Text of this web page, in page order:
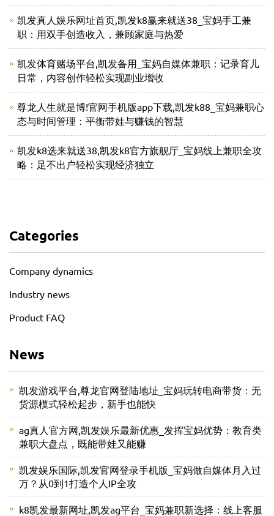
凯发真人娱乐网址首页,凯发k8赢来就送38_宝妈手工兼
职：用双手创造收入，兼顾家庭与热爱
凯发体育赌场平台,凯发备用_宝妈自媒体兼职：记录育儿
日常，内容创作轻松实现副业增收
尊龙人生就是博!官网手机版app下载,凯发k88_宝妈兼职心
态与时间管理：平衡带娃与赚钱的智慧
凯发k8选来就送38,凯发k8官方旗舰厅_宝妈线上兼职全攻
略：足不出户轻松实现经济独立
Categories
Company dynamics
Industry news
Product FAQ
News
凯发游戏平台,尊龙官网登陆地址_宝妈玩转电商带货：无
货源模式轻松起步，新手也能快
ag真人官方网,凯发娱乐最新优惠_发挥宝妈优势：教育类
兼职大盘点，既能带娃又能赚
凯发娱乐国际,凯发官网登录手机版_宝妈做自媒体月入过
万？从0到1打造个人IP全攻
k8凯发最新网址,凯发ag平台_宝妈兼职新选择：线上客服